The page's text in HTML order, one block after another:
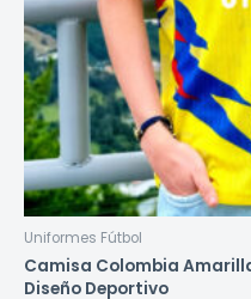
Uniformes Fútbol
Camisa Colombia
Diseño Deportivo